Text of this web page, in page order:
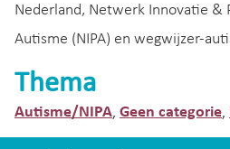
Nederland, Netwerk Innovatie &
Autisme (NIPA) en wegwijzer-
Thema
Autisme/NIPA, Geen categorie,